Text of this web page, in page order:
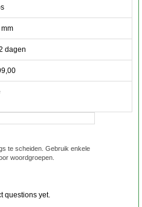
dagen
te scheiden. Gebruik enkele
woordgroepen.
questions yet.